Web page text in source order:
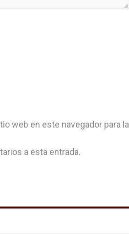
web en este navegador para la
a esta entrada.